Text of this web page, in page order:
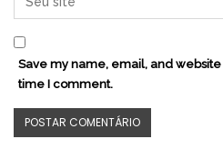
Save my name, email, and
time I comment.